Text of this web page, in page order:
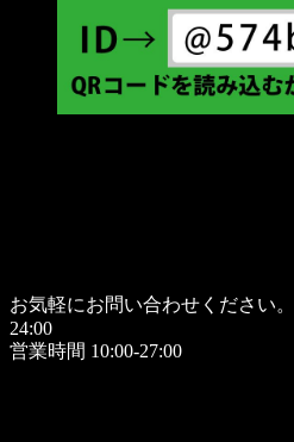
お気軽にお問い合わせください。
24:00
営業時間 10:00-27:00